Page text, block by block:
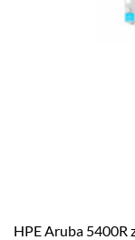
HPE Aruba 5400R